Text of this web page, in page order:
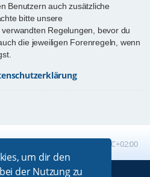
um dir den
der Nutzung zu
Benutzern auch zusätzliche
bitte unsere
Regelungen, bevor du
die jeweiligen Forenregeln, wenn
UTC+02:00